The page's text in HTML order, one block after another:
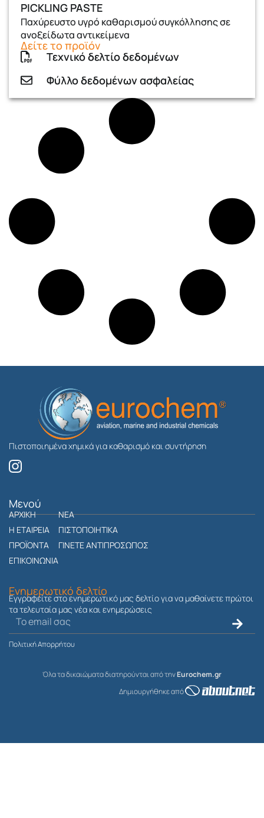
PICKLING PASTE
Παχύρευστο υγρό καθαρισμού συγκόλλησης σε
ανοξείδωτα αντικείμενα
Δείτε το προϊόν
Τεχνικό δελτίο δεδομένων
Φύλλο δεδομένων ασφαλείας
Πιστοποιημένα χημικά για καθαρισμό και συντήρηση
I
n
t
a
g
r
a
m
Μενού
ΑΡΧΙΚΗ
Η ΕΤΑΙΡΕΙΑ
ΠΡΟΪΟΝΤΑ
ΕΠΙΚΟΙΝΩΝΙΑ
ΝΕΑ
ΠΙΣΤΟΠΟΙΗΤΙΚΑ
ΓΙΝΕΤΕ ΑΝΤΙΠΡΟΣΩΠΟΣ
Ενημερωτικό δελτίο
Εγγραφείτε στο ενημερωτικό μας δελτίο για να μαθαίνετε πρώτοι
τα τελευταία μας νέα και ενημερώσεις
Ηλεκτρονικό
ταχυδρομείο
Submit
Πολιτική Απορρήτου
Όλα τα δικαιώματα διατηρούνται από τηνEurochem.gr
Δημιουργήθηκε από